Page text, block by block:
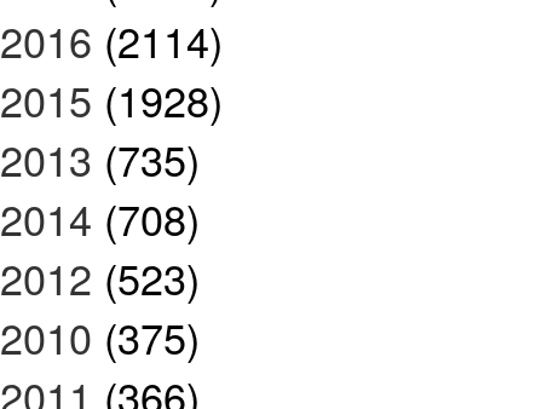
2016 (2114)
2015 (1928)
2013 (735)
2014 (708)
2012 (523)
2010 (375)
2011 (366)